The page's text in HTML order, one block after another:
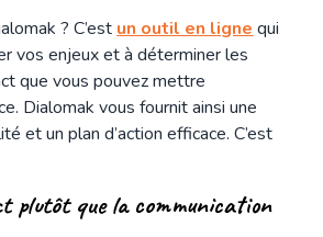
? C’est un outil en ligne qui
vos enjeux et à déterminer les
que vous pouvez mettre
Dialomak vous fournit ainsi une
et un plan d’action efficace. C’est
plutôt que la communication